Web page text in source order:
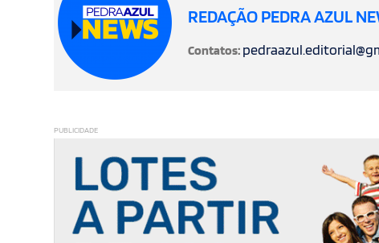
REDAÇÃO PEDRA AZUL
Contatos:
PUBLICIDADE